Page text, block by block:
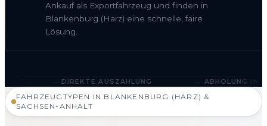
Ankauf als Exportfahrzeug und finden in
Blankenburg (Harz) eine schnelle, faire
Lösung.
AUSZAHLUNG —ABHOLUNG IN BLANKENBURG
FAHRZEUGTYPEN IN BLANKENBURG (HARZ) &
SACHSEN-ANHALT